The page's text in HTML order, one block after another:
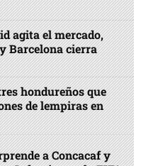
agita el mercado,
Barcelona cierra
hondureños que
de lempiras en
a Concacaf y